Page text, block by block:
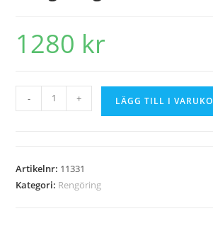
1280 kr
- + LÄGG TILL I
Artikelnr: 11331
Kategori: Rengöring